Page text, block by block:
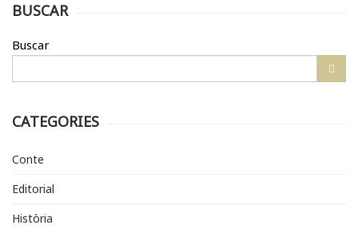
BUSCAR
Buscar
CATEGORIES
Conte
Editorial
Història